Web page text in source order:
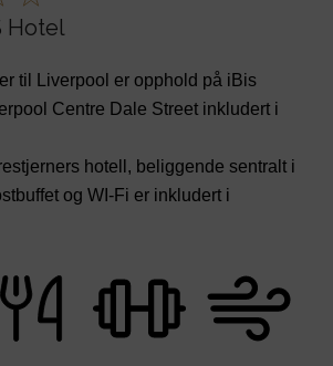
Hotel
til Liverpool er opphold på iBis
Centre Dale Street inkludert i
hotell, beliggende sentralt i
og WI-Fi er inkludert i